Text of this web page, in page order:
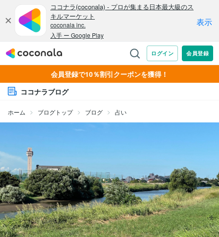
会員登録で10％割引クーポンを獲得！
ココナラブログ
ホーム ブログトップ ブログ 占い